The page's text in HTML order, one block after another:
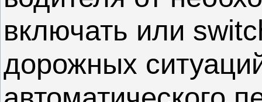
включать или
дорожных